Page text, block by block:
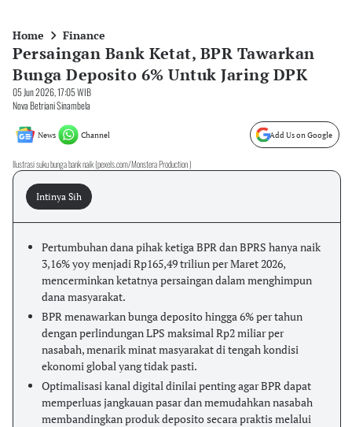
Home Finance
Persaingan Bank Ketat, BPR Tawarkan
Bunga Deposito 6% Untuk Jaring DPK
05 Jun 2026, 17:05 WIB
Nova Betriani Sinambela
News Channel Add Us on Google
Ilustrasi suku bunga bank naik (pexels.com/Monstera Production )
Intinya Sih
Pertumbuhan dana pihak ketiga BPR dan BPRS hanya naik
3,16% yoy menjadi Rp165,49 triliun per Maret 2026,
mencerminkan ketatnya persaingan dalam menghimpun
dana masyarakat.
BPR menawarkan bunga deposito hingga 6% per tahun
dengan perlindungan LPS maksimal Rp2 miliar per
nasabah, menarik minat masyarakat di tengah kondisi
ekonomi global yang tidak pasti.
Optimalisasi kanal digital dinilai penting agar BPR dapat
memperluas jangkauan pasar dan memudahkan nasabah
membandingkan produk deposito secara praktis melalui